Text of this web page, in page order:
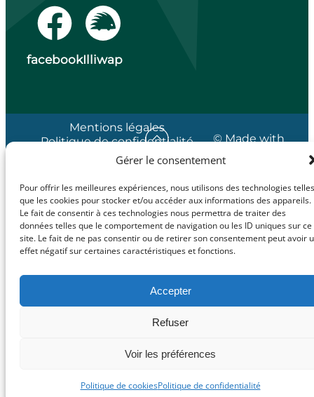
Gérer le consentement
Pour offrir les meilleures expériences, nous utilisons des technologies telles
que les cookies pour stocker et/ou accéder aux informations des appareils.
Le fait de consentir à ces technologies nous permettra de traiter des
données telles que le comportement de navigation ou les ID uniques sur ce
site. Le fait de ne pas consentir ou de retirer son consentement peut avoir
effet négatif sur certaines caractéristiques et fonctions.
Accepter
Refuser
Voir les préférences
Politique de cookiesPolitique de confidentialité
facebookIlliwap
Mentions légales
Politique de confidentialité
Politique de cookies (UE)
© Made with
Cybergraph –